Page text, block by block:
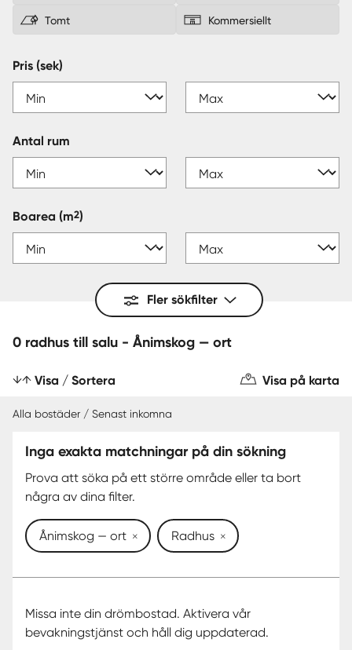
Tomt Kommersiellt
Pris (sek)
Antal rum
Boarea (m2)
Fler sökfilter
0 radhus till salu - Ånimskog — ort
Visa / Sortera Visa på karta
Alla bostäder / Senast inkomna
Inga exakta matchningar på din sökning
Prova att söka på ett större område eller ta bort
några av dina filter.
Ånimskog — ort Radhus
Missa inte din drömbostad. Aktivera vår
bevakningstjänst och håll dig uppdaterad.